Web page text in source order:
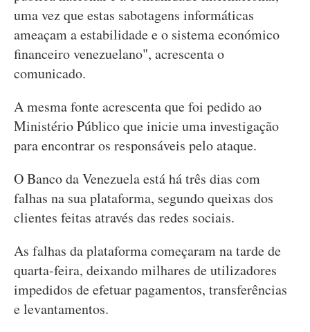
uma vez que estas sabotagens informáticas
ameaçam a estabilidade e o sistema económico
financeiro venezuelano", acrescenta o
comunicado.
A mesma fonte acrescenta que foi pedido ao
Ministério Público que inicie uma investigação
para encontrar os responsáveis pelo ataque.
O Banco da Venezuela está há três dias com
falhas na sua plataforma, segundo queixas dos
clientes feitas através das redes sociais.
As falhas da plataforma começaram na tarde de
quarta-feira, deixando milhares de utilizadores
impedidos de efetuar pagamentos, transferências
e levantamentos.